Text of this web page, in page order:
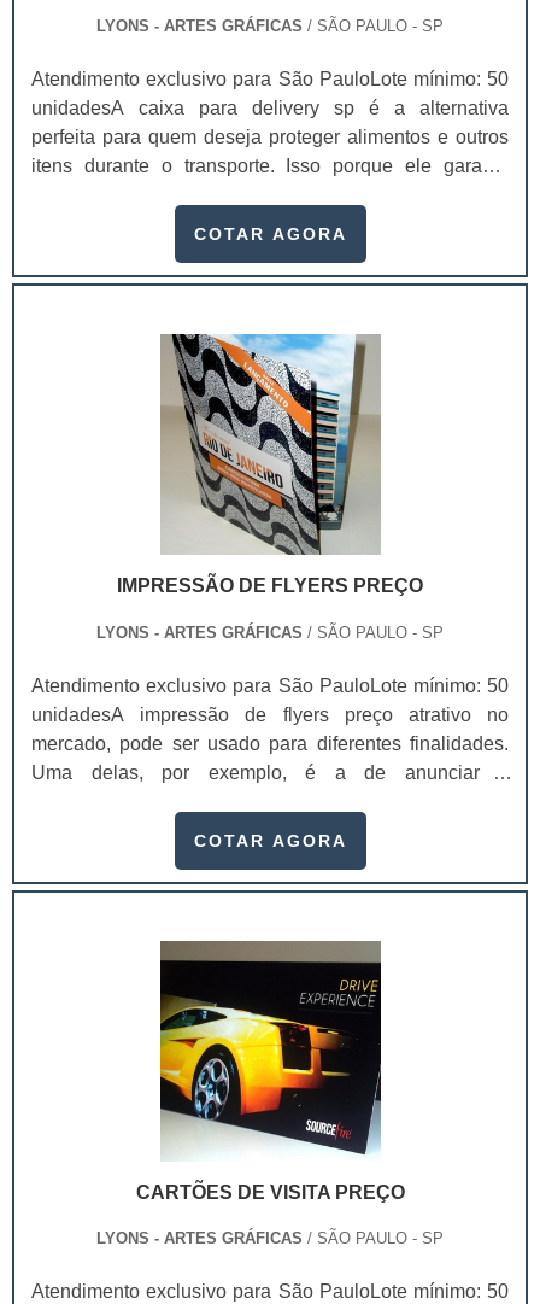
LYONS - ARTES GRÁFICAS / SÃO PAULO - SP
Atendimento exclusivo para São PauloLote mínimo: 50
unidadesA caixa para delivery sp é a alternativa
perfeita para quem deseja proteger alimentos e outros
itens durante o transporte. Isso porque ele garante
como a integridade e qualidade dos produtos,
dano.Essas caixas são desenvolvidas com materiais
ajudam o meio ambiente, já que não poluem a natu.
COTAR AGORA
IMPRESSÃO DE FLYERS PREÇO
LYONS - ARTES GRÁFICAS / SÃO PAULO - SP
Atendimento exclusivo para São PauloLote mínimo: 50
unidadesA impressão de flyers preço atrativo no
mercado, pode ser usado para diferentes finalidades.
Uma delas, por exemplo, é a de anunciar a
exemplo.Outro segmento que costuma trabalhar muito
seleção de imagens extremamente impactantes e
para que ele seja distribuído de maneira gratuita pe.
COTAR AGORA
CARTÕES DE VISITA PREÇO
LYONS - ARTES GRÁFICAS / SÃO PAULO - SP
Atendimento exclusivo para São PauloLote mínimo: 50